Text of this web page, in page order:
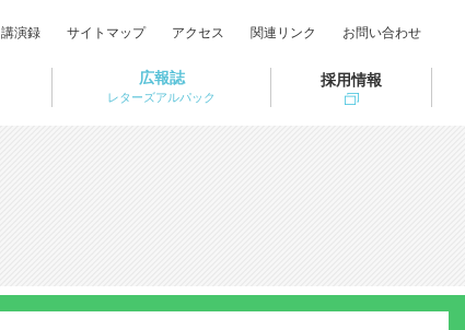
広報誌
レターズアルパック
採用情報
講演録 サイトマップ アクセス 関連リンク お問い合わせ